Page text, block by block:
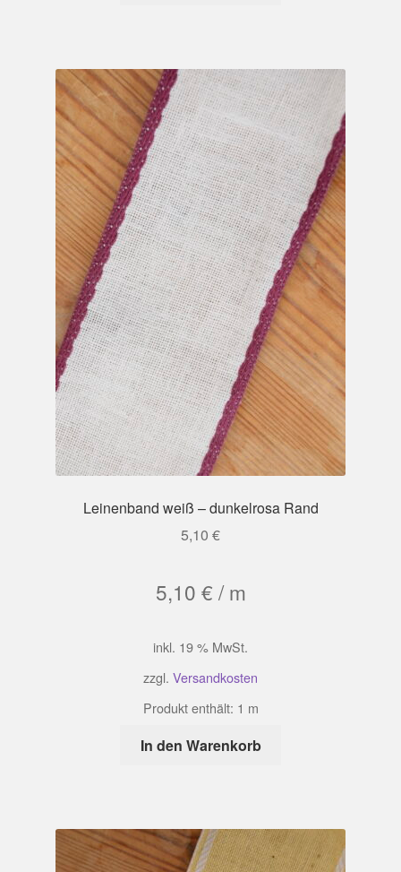
Leinenband weiß – dunkelrosa Rand
5,10 €
5,10 € /m
inkl. 19 % MwSt.
zzgl. Versandkosten
Produkt enthält: 1 m
In den Warenkorb